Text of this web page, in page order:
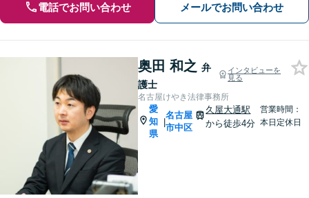
電話でお問い合わせ メールでお問い合わせ
奥田 和之 弁
護士
インタビューを
見る
名古屋けやき法律事務所
愛
知
県
|
名古屋
市中区
久屋大通駅
から徒歩4分
営業時間：
本日定休日